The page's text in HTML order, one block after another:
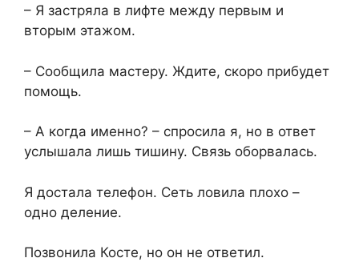
– Я застряла в лифте между первым и
вторым этажом.
– Сообщила мастеру. Ждите, скоро прибудет
помощь.
– А когда именно? – спросила я, но в ответ
услышала лишь тишину. Связь оборвалась.
Я достала телефон. Сеть ловила плохо –
одно деление.
Позвонила Косте, но он не ответил.